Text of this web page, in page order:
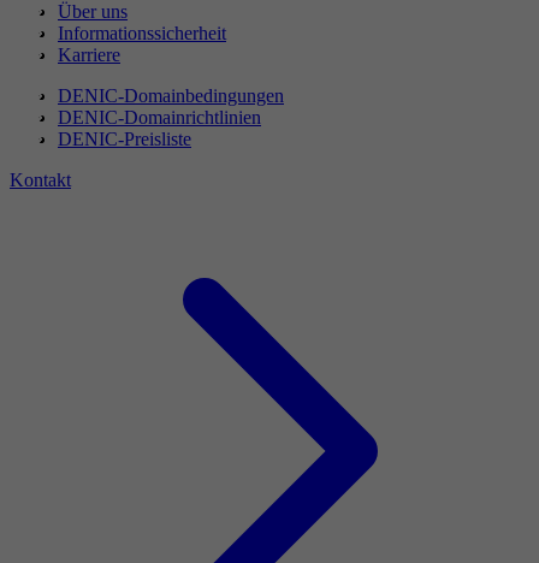
Über uns
Informationssicherheit
Karriere
DENIC-Domainbedingungen
DENIC-Domainrichtlinien
DENIC-Preisliste
Kontakt